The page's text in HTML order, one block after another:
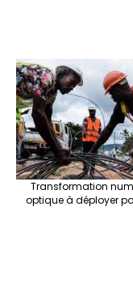
Transformation
optique à déployer